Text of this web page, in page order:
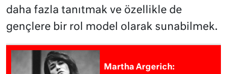
daha fazla tanıtmak ve özellikle de
gençlere bir rol model olarak sunabilmek.
Martha Argerich: